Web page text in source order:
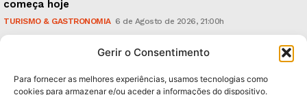
Gerir o Consentimento
Para fornecer as melhores experiências, usamos tecnologias como
cookies para armazenar e/ou aceder a informações do dispositivo.
começa hoje
TURISMO & GASTRONOMIA 6 de Agosto de 2026, 21:00h